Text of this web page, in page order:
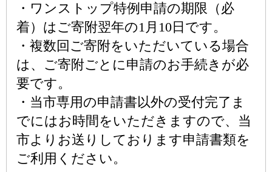
・ワンストップ特例申請の期限（必
着）はご寄附翌年の1月10日です。
・複数回ご寄附をいただいている場合
は、ご寄附ごとに申請のお手続きが必
要です。
・当市専用の申請書以外の受付完了ま
でにはお時間をいただきますので、当
市よりお送りしております申請書類を
ご利用ください。